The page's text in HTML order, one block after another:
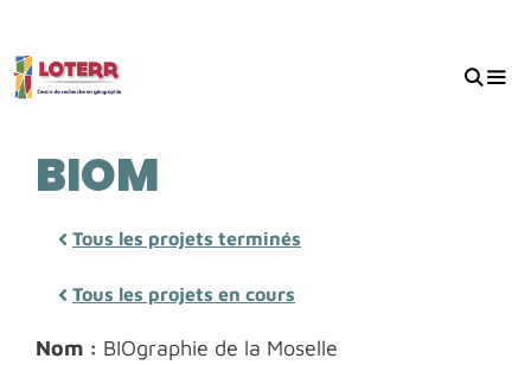
Aller
au
BIOM
Tous les projets terminés
Tous les projets en cours
Nom : BIOgraphie de la Moselle